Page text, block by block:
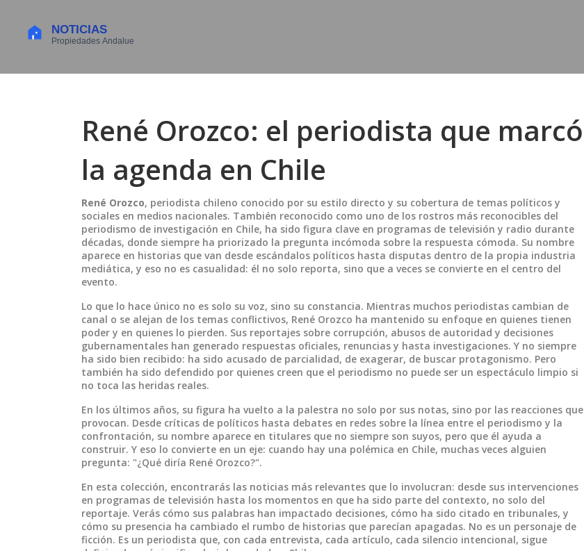
René Orozco: el periodista que marcó
la agenda en Chile
René Orozco, periodista chileno conocido por su estilo directo y su cobertura de temas políticos y
sociales en medios nacionales. También reconocido como uno de los rostros más reconocibles del
periodismo de investigación en Chile, ha sido figura clave en programas de televisión y radio durante
décadas, donde siempre ha priorizado la pregunta incómoda sobre la respuesta cómoda. Su nombre
aparece en historias que van desde escándalos políticos hasta disputas dentro de la propia industria
mediática, y eso no es casualidad: él no solo reporta, sino que a veces se convierte en el centro del
evento.
Lo que lo hace único no es solo su voz, sino su constancia. Mientras muchos periodistas cambian de
canal o se alejan de los temas conflictivos, René Orozco ha mantenido su enfoque en quienes tienen
poder y en quienes lo pierden. Sus reportajes sobre corrupción, abusos de autoridad y decisiones
gubernamentales han generado respuestas oficiales, renuncias y hasta investigaciones. Y no siempre
ha sido bien recibido: ha sido acusado de parcialidad, de exagerar, de buscar protagonismo. Pero
también ha sido defendido por quienes creen que el periodismo no puede ser un espectáculo limpio si
no toca las heridas reales.
En los últimos años, su figura ha vuelto a la palestra no solo por sus notas, sino por las reacciones que
provocan. Desde críticas de políticos hasta debates en redes sobre la línea entre el periodismo y la
confrontación, su nombre aparece en titulares que no siempre son suyos, pero que él ayuda a
construir. Y eso lo convierte en un eje: cuando hay una polémica en Chile, muchas veces alguien
pregunta: "¿Qué diría René Orozco?".
En esta colección, encontrarás las noticias más relevantes que lo involucran: desde sus intervenciones
en programas de televisión hasta los momentos en que ha sido parte del contexto, no solo del
reportaje. Verás cómo sus palabras han impactado decisiones, cómo ha sido citado en tribunales, y
cómo su presencia ha cambiado el rumbo de historias que parecían apagadas. No es un personaje de
ficción. Es un periodista que, con cada entrevista, cada artículo, cada silencio intencional, sigue